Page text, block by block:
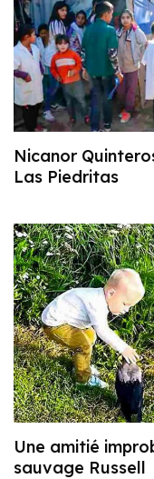
Nicanor
Las Piedritas
Une amitié
sauvage Russell